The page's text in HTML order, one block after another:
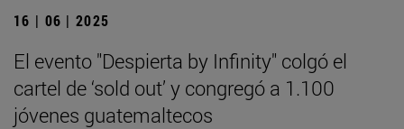
16 | 06 | 2025
El evento "Despierta by Infinity" colgó el
cartel de ‘sold out’ y congregó a 1.100
jóvenes guatemaltecos